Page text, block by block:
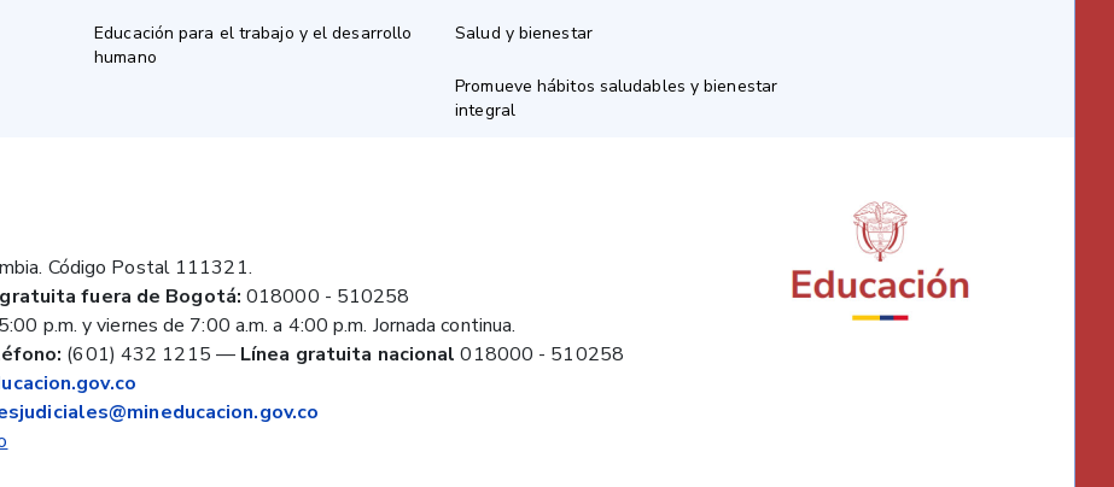
Educación para el trabajo y el desarrollo
humano
Salud y bienestar
Promueve hábitos saludables y bienestar
integral
Código Postal 111321.
fuera de Bogotá: 018000 - 510258
p.m. y viernes de 7:00 a.m. a 4:00 p.m. Jornada continua.
(601) 432 1215 — Línea gratuita nacional 018000 - 510258